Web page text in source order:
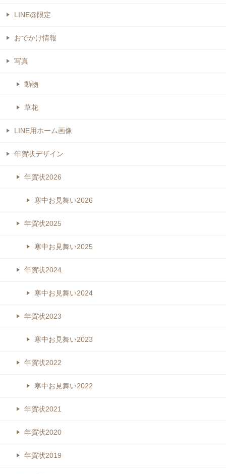
LINE@限定
おでかけ情報
写真
動物
草花
LINE用ホーム画像
年賀状デザイン
年賀状2026
寒中お見舞い2026
年賀状2025
寒中お見舞い2025
年賀状2024
寒中お見舞い2024
年賀状2023
寒中お見舞い2023
年賀状2022
寒中お見舞い2022
年賀状2021
年賀状2020
年賀状2019